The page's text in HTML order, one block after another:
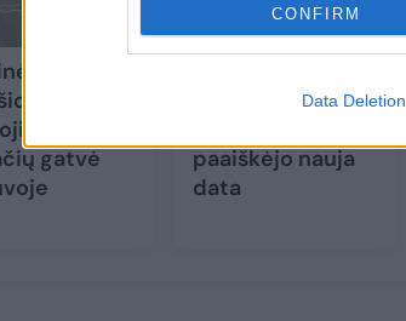
CONFIRM
Data Deletion
P.
gatvė –
tikra
gatvė
Valakampių tilto
paaiškėjo nauja
data